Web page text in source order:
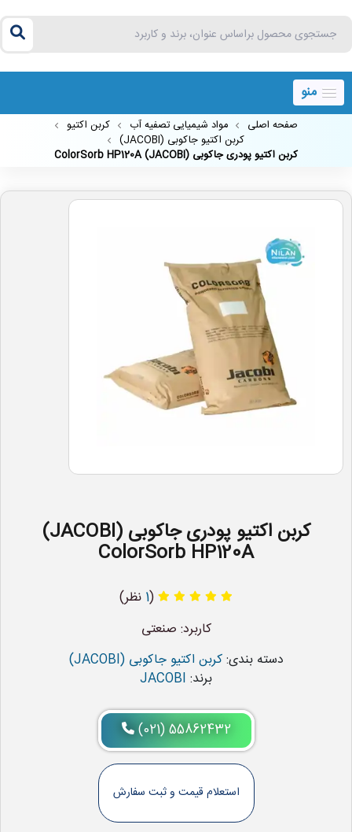
منو
صفحه اصلی مواد شیمیایی تصفیه آب
کربن اکتیو
کربن اکتیو جاکوبی (JACOBI)
کربن اکتیو پودری جاکوبی (JACOBI) ColorSorb HP120A
کربن اکتیو پودری جاکوبی (JACOBI)
ColorSorb HP120A
(
1 نظر)
کاربرد: صنعتی
دسته بندی:کربن اکتیو جاکوبی (JACOBI)
برند: JACOBI
(021) 55862432
استعلام قیمت و ثبت سفارش